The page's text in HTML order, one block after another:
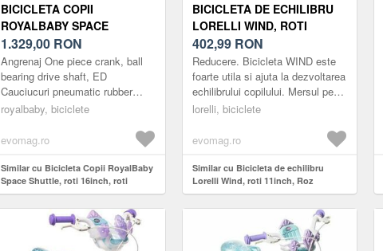
BICICLETA COPII
ROYALBABY SPACE
SHUTTLE, ROTI 16INCH,
ROTI AJUTATOARE, FRANA
PE DISC (NEGRU)
1.329,00 RON
Angrenaj One piece crank, ball
bearing drive shaft, ED
Cauciucuri pneumatic rubber
wide 2.4inch knobby tires, 40psi
8pcs...
royalbaby, biciclete
evomag.ro
Similar cu Bicicleta Copii RoyalBaby
Space Shuttle, roti 16inch, roti
ajutatoare, frana pe disc (Negru)
BICICLETA DE ECHILIBRU
LORELLI WIND, ROTI
11INCH, ROZ
402,99 RON
Reducere. Bicicleta WIND este
foarte utila si ajuta la dezvoltarea
echilibrului copilului. Mersul pe
bicicleta de la o varsta frageda
lorelli, biciclete
evomag.ro
Similar cu Bicicleta de echilibru
Lorelli Wind, roti 11inch, Roz